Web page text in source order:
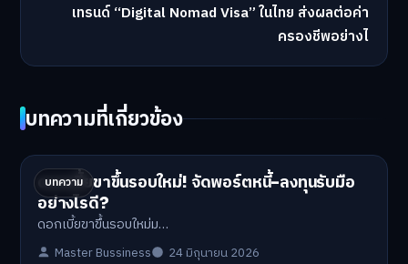
เทรนด์ “Digital Nomad Visa” ในไทย ส่งผลต่อค่า
ครองชีพอย่างไ
บทความที่เกี่ยวข้อง
บทความ
ดอกเบี้ยขาขึ้นรอบใหม่! จัดพอร์ตหนี้-ลงทุนรับมือ
อย่างไรดี?
ดอกเบี้ยขาขึ้นรอบใหม่ม…
Master Bussiness 24 มิถุนายน 2026